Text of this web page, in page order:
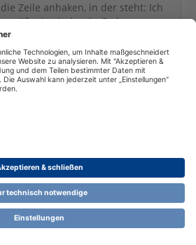
Zeile anhaken, in der steht: Ich
sie sind so in Ordnung.
Cookie-Einstellungen
WoltLab Suite™ 6.1.13